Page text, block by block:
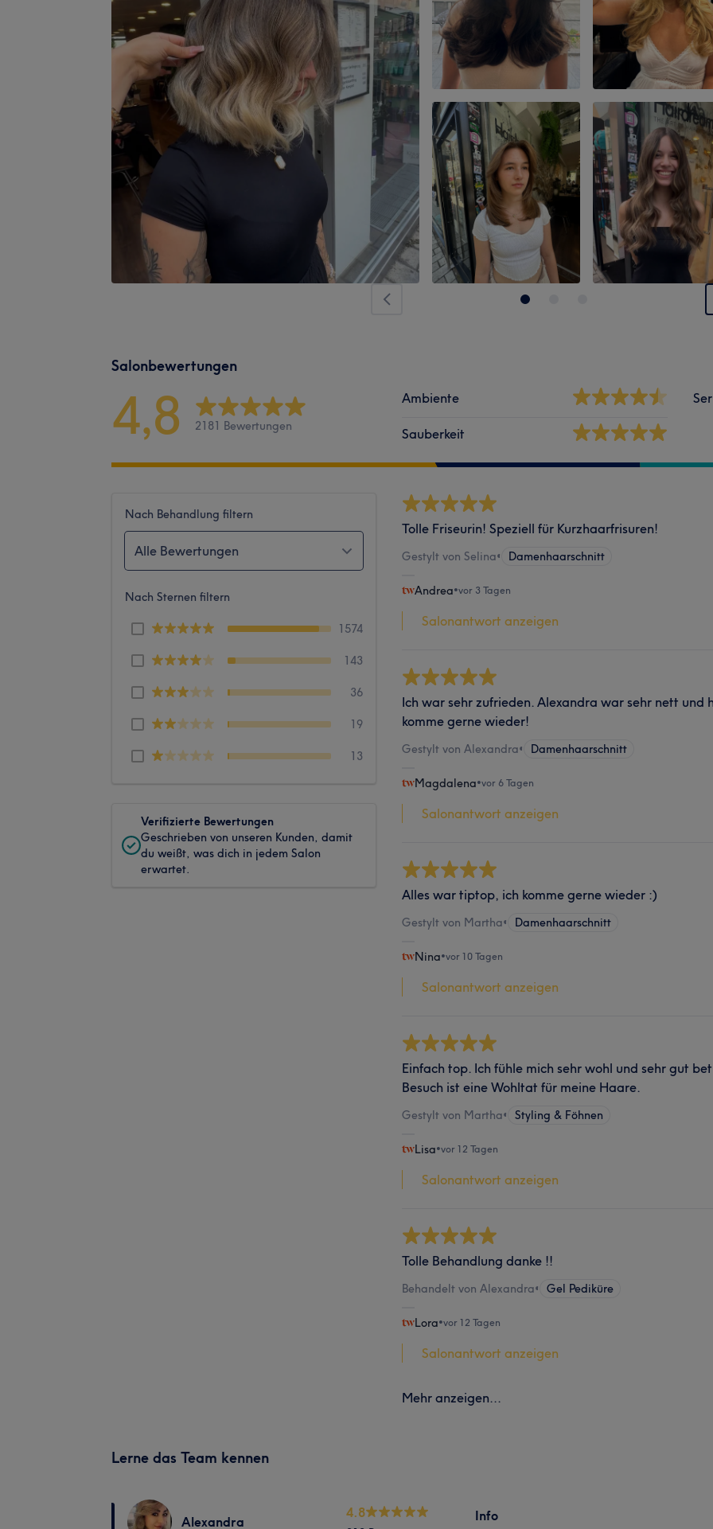
Salonbewertungen
4,8 2181 Bewertungen
Ambiente
Sauberkeit
Nach Behandlung filtern
Alle Bewertungen
Nach Sternen filtern
1574
143
36
19
13
Verifizierte Bewertungen
Geschrieben von unseren Kunden, damit
du weißt, was dich in jedem Salon
erwartet.
Tolle Friseurin! Speziell für Kurzhaarfrisuren!
Gestylt von Selina• Damenhaarschnitt
Andrea•vor 3 Tagen
Salonantwort anzeigen
Ich war sehr zufrieden. Alexandra war sehr nett und
komme gerne wieder!
Gestylt von Alexandra• Damenhaarschnitt
Magdalena•vor 6 Tagen
Salonantwort anzeigen
Alles war tiptop, ich komme gerne wieder :)
Gestylt von Martha• Damenhaarschnitt
Nina•vor 10 Tagen
Salonantwort anzeigen
Einfach top. Ich fühle mich sehr wohl und sehr gut
Besuch ist eine Wohltat für meine Haare.
Gestylt von Martha• Styling & Föhnen
Lisa•vor 12 Tagen
Salonantwort anzeigen
Tolle Behandlung danke !!
Behandelt von Alexandra• Gel Pediküre
Lora•vor 12 Tagen
Salonantwort anzeigen
Mehr anzeigen...
Lerne das Team kennen
Alexandra
4.8 Info